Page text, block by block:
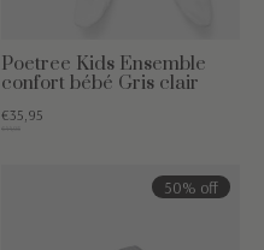
Poetree Kids Ensemble
confort bébé Gris clair
€35,95
€44,95
50% off